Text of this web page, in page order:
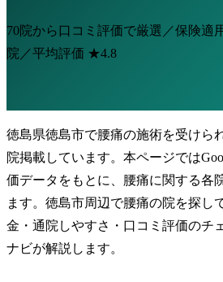
70院から口コミ評価で厳選／保険適
院 ／平均評価 ★4.8
徳島県徳島市で腰痛の施術を受けら
院掲載しています。本ページでは
価データをもとに、腰痛に関する各
ます。徳島市周辺で腰痛の院を探し
金・通院しやすさ・口コミ評価のチ
ナビが解説します。